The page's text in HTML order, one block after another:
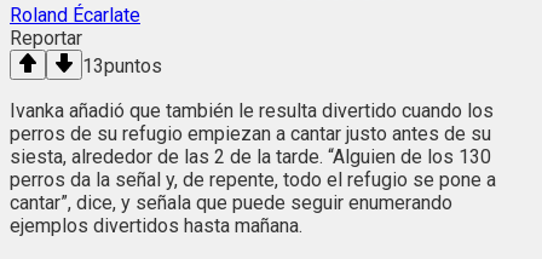
Roland Écarlate
Reportar
13puntos
Ivanka añadió que también le resulta divertido cuando los
perros de su refugio empiezan a cantar justo antes de su
siesta, alrededor de las 2 de la tarde. “Alguien de los 130
perros da la señal y, de repente, todo el refugio se pone a
cantar”, dice, y señala que puede seguir enumerando
ejemplos divertidos hasta mañana.